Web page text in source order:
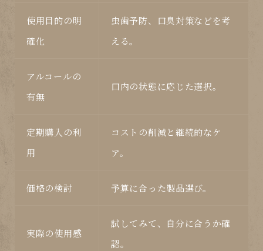
使用目的の明
確化
虫歯予防、口臭対策などを考
える。
アルコールの
有無
口内の状態に応じた選択。
定期購入の利
用
コストの削減と継続的なケ
ア。
価格の検討 予算に合った製品選び。
実際の使用感
試してみて、自分に合うか確
認。